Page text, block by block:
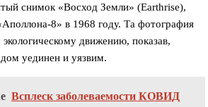
снимок «Восход Земли» (Earthrise),
8» в 1968 году. Та фотография
движению, показав,
уединен и уязвим.
Всплеск заболеваемости КОВИД